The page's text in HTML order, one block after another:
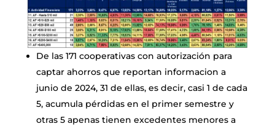
De las 171 cooperativas con autorización para
captar ahorros que reportan informacion a
junio de 2024, 31 de ellas, es decir, casi 1 de cada
5, acumula pérdidas en el primer semestre y
otras 5 apenas tienen excedentes menores a